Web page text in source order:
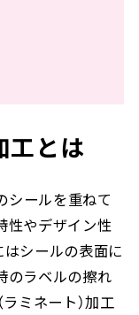
工とは
シールを重ねて
性やデザイン性
シールの表面に
のラベルの擦れ
ミネート）加工